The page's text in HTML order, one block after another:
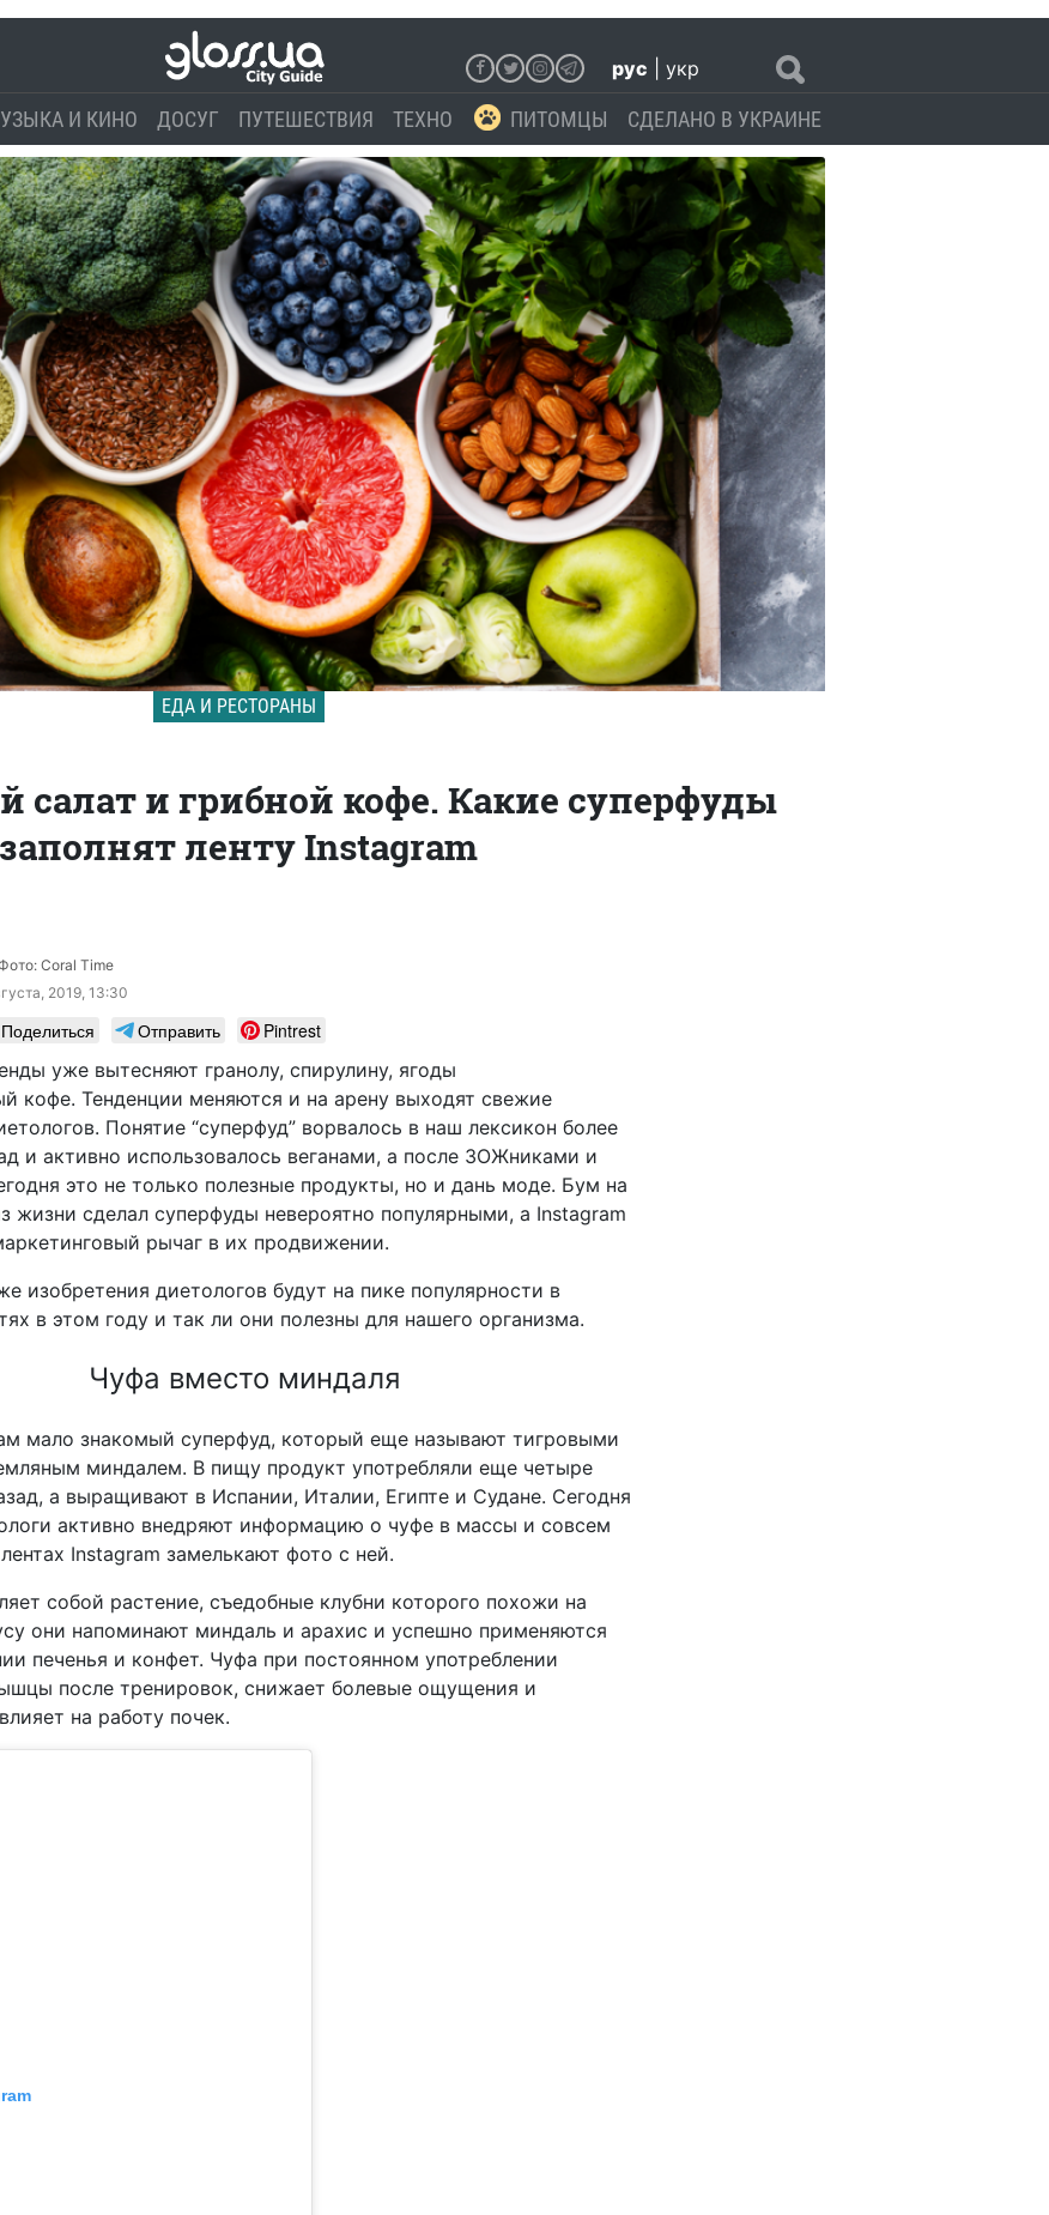
рус укр
И КИНО ДОСУГ ПУТЕШЕСТВИЯ ТЕХНО ПИТОМЦЫ СДЕЛАНО В УКРАИНЕ
ЕДА И РЕСТОРАНЫ
салат и грибной кофе. Какие суперфуды
заполнят ленту Instagram
Coral Time
2019, 13:30
Поделиться Отправить
Pintrest
уже вытесняют гранолу, спирулину, ягоды
кофе. Тенденции меняются и на арену выходят свежие
Понятие “суперфуд” ворвалось в наш лексикон более
и активно использовалось веганами, а после ЗОЖниками и
это не только полезные продукты, но и дань моде. Бум на
жизни сделал суперфуды невероятно популярными, а Instagram
рычаг в их продвижении.
изобретения диетологов будут на пике популярности в
в этом году и так ли они полезны для нашего организма.
Чуфа вместо миндаля
мало знакомый суперфуд, который еще называют тигровыми
миндалем. В пищу продукт употребляли еще четыре
а выращивают в Испании, Италии, Египте и Судане. Сегодня
активно внедряют информацию о чуфе в массы и совсем
Instagram замелькают фото с ней.
собой растение, съедобные клубни которого похожи на
они напоминают миндаль и арахис и успешно применяются
печенья и конфет. Чуфа при постоянном употреблении
после тренировок, снижает болевые ощущения и
на работу почек.